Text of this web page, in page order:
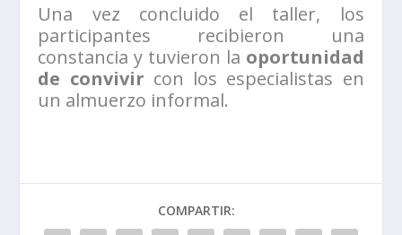
Una vez concluido el taller, los
participantes recibieron una
constancia y tuvieron la oportunidad
de convivir con los especialistas en
un almuerzo informal.
COMPARTIR: